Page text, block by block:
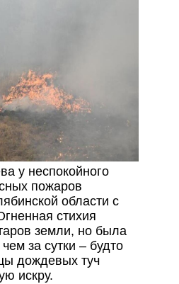
у неспокойного
пожаров
области с
стихия
земли, но была
за сутки – будто
дождевых туч
искру.